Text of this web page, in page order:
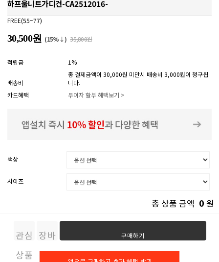
하프울니트가디건-CA2512016-
FREE(55~77)
30,500원 (15%↓) 35,800원
적립금 1%
배송비
총 결제금액이 30,000원 미만시 배송비 3,000원이 청구됩
니다.
카드혜택
무이자 할부 혜택보기 >
색상
사이즈
총 상품 금액 0 원
관심
상품
장바
구니
구매하기